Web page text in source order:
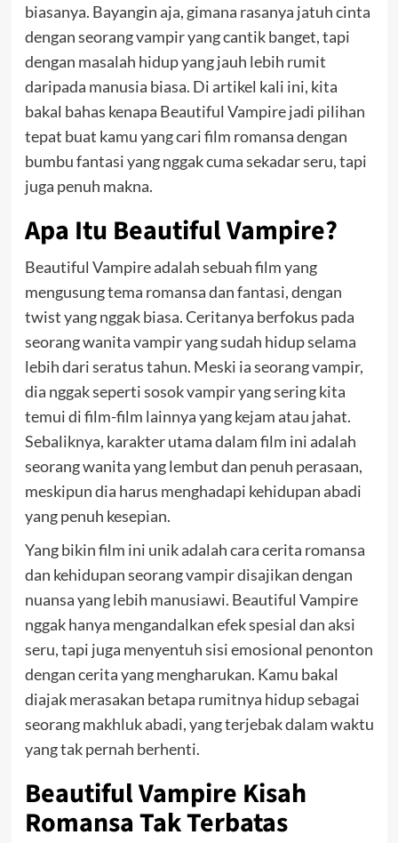
biasanya. Bayangin aja, gimana rasanya jatuh cinta
dengan seorang vampir yang cantik banget, tapi
dengan masalah hidup yang jauh lebih rumit
daripada manusia biasa. Di artikel kali ini, kita
bakal bahas kenapa Beautiful Vampire jadi pilihan
tepat buat kamu yang cari film romansa dengan
bumbu fantasi yang nggak cuma sekadar seru, tapi
juga penuh makna.
Apa Itu Beautiful Vampire?
Beautiful Vampire adalah sebuah film yang
mengusung tema romansa dan fantasi, dengan
twist yang nggak biasa. Ceritanya berfokus pada
seorang wanita vampir yang sudah hidup selama
lebih dari seratus tahun. Meski ia seorang vampir,
dia nggak seperti sosok vampir yang sering kita
temui di film-film lainnya yang kejam atau jahat.
Sebaliknya, karakter utama dalam film ini adalah
seorang wanita yang lembut dan penuh perasaan,
meskipun dia harus menghadapi kehidupan abadi
yang penuh kesepian.
Yang bikin film ini unik adalah cara cerita romansa
dan kehidupan seorang vampir disajikan dengan
nuansa yang lebih manusiawi. Beautiful Vampire
nggak hanya mengandalkan efek spesial dan aksi
seru, tapi juga menyentuh sisi emosional penonton
dengan cerita yang mengharukan. Kamu bakal
diajak merasakan betapa rumitnya hidup sebagai
seorang makhluk abadi, yang terjebak dalam waktu
yang tak pernah berhenti.
Beautiful Vampire Kisah
Romansa Tak Terbatas